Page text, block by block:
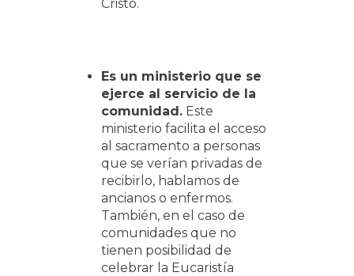
Cristo.
Es un ministerio que se
ejerce al servicio de la
comunidad. Este
ministerio facilita el acceso
al sacramento a personas
que se verían privadas de
recibirlo, hablamos de
ancianos o enfermos.
También, en el caso de
comunidades que no
tienen posibilidad de
celebrar la Eucaristía